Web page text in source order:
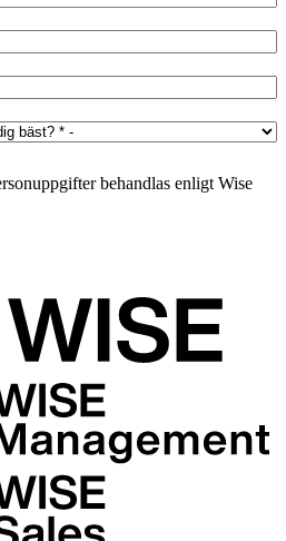
behandlas enligt Wise